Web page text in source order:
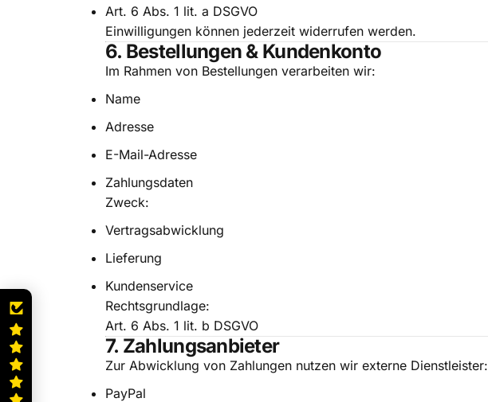
Art. 6 Abs. 1 lit. a DSGVO
Einwilligungen können jederzeit widerrufen werden.
6. Bestellungen & Kundenkonto
Im Rahmen von Bestellungen verarbeiten wir:
Name
Adresse
E-Mail-Adresse
Zahlungsdaten
Zweck:
Vertragsabwicklung
Lieferung
Kundenservice
Rechtsgrundlage:
Art. 6 Abs. 1 lit. b DSGVO
7. Zahlungsanbieter
Zur Abwicklung von Zahlungen nutzen wir externe Dienstleister:
PayPal